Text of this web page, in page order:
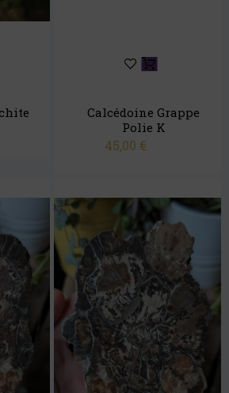
Calcédoine Grappe
Polie K
45,00 €